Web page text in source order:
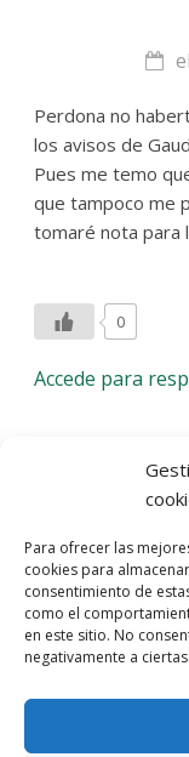
Para ofrecer las
cookies para
consentimiento de
como el
en este sitio. No
negativamente a
Perdona no
los avisos de
Pues me temo
que tampoco me
tomaré nota para
0
Accede para
Deja una
comentario.
Entra con tu red
He leído y acepto la